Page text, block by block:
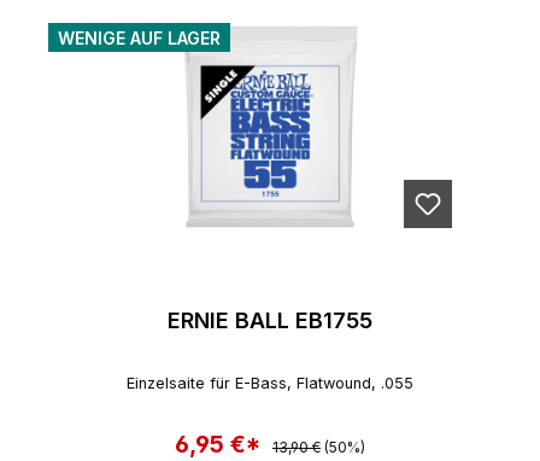
WENIGE AUF LAGER
ERNIE BALL EB1755
Einzelsaite für E-Bass, Flatwound, .055
Verkaufspreis:
6,95 €* Regulärer Preis:
13,90 € (50%)